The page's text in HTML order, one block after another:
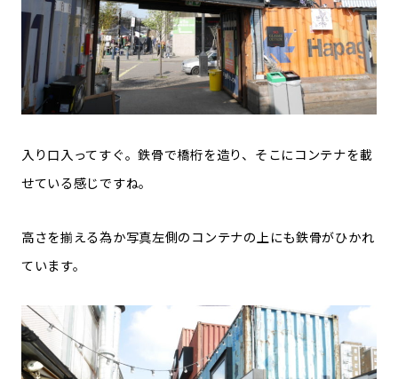
入り口入ってすぐ。鉄骨で橋桁を造り、そこにコンテナを載
せている感じですね。
高さを揃える為か写真左側のコンテナの上にも鉄骨がひかれ
ています。